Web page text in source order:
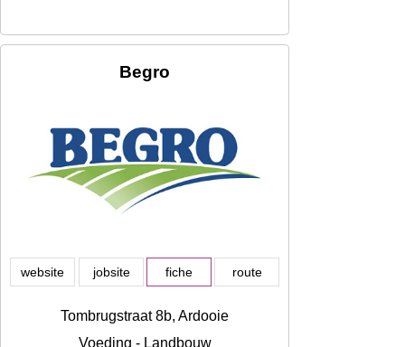
Begro
website jobsite fiche route
Tombrugstraat 8b, Ardooie
Voeding - Landbouw